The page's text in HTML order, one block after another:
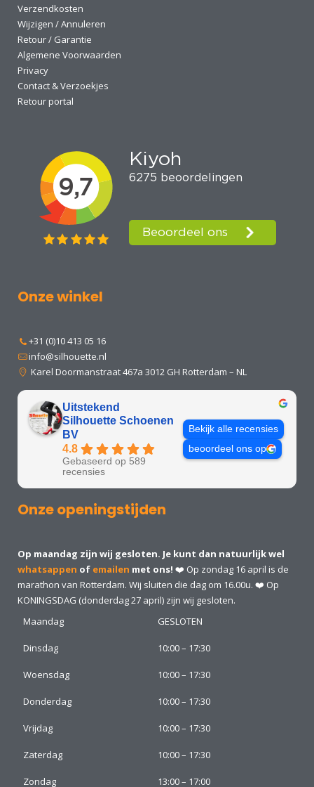
Verzendkosten
Wijzigen / Annuleren
Retour / Garantie
Algemene Voorwaarden
Privacy
Contact & Verzoekjes
Retour portal
Onze winkel
+31 (0)10 413 05 16
info@silhouette.nl
Karel Doormanstraat 467a 3012 GH Rotterdam – NL
Uitstekend
Silhouette Schoenen
BV
4.8
Gebaseerd op 589
recensies
Bekijk alle recensies
beoordeel ons op
Onze openingstijden
Op maandag zijn wij gesloten. Je kunt dan natuurlijk wel
whatsappen of emailen met ons! ❤️ Op zondag 16 april is de
marathon van Rotterdam. Wij sluiten die dag om 16.00u. ❤️ Op
KONINGSDAG (donderdag 27 april) zijn wij gesloten.
Maandag
GESLOTEN
Dinsdag 10:00 – 17:30
Woensdag 10:00 – 17:30
Donderdag 10:00 – 17:30
Vrijdag 10:00 – 17:30
Zaterdag 10:00 – 17:30
Zondag 13:00 – 17:00